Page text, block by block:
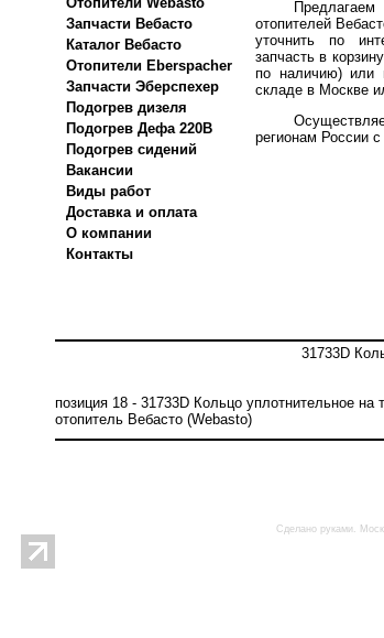
Запчасти Вебасто
Каталог Вебасто
Отопители Eberspacher
Запчасти Эберспехер
Подогрев дизеля
Подогрев Дефа 220В
Подогрев сидений
Вакансии
Виды работ
Доставка и оплата
О компании
Контакты
отопителей
уточнить по
запчасть в
по наличию) или
складе в Москве
регионам России
31733D
позиция 18 - 31733D Кольцо уплотнительное
отопитель Вебасто (Webasto)
Сделано руками.